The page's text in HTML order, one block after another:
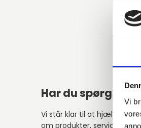
Vi
Har du
Vi står klar til at hjælpe
om produkter, service eller